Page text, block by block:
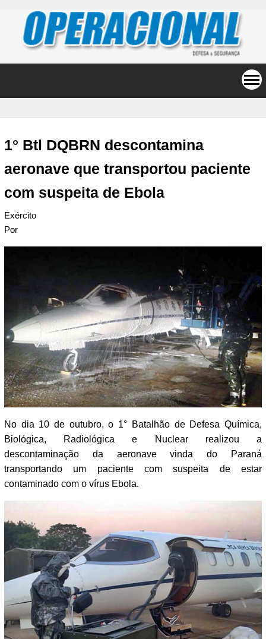
1° Btl DQBRN descontamina
aeronave que transportou paciente
com suspeita de Ebola
Exército
Por
No dia 10 de outubro, o 1° Batalhão de Defesa Química,
Biológica, Radiológica e Nuclear realizou a
descontaminação da aeronave vinda do Paraná
transportando um paciente com suspeita de estar
contaminado com o vírus Ebola.